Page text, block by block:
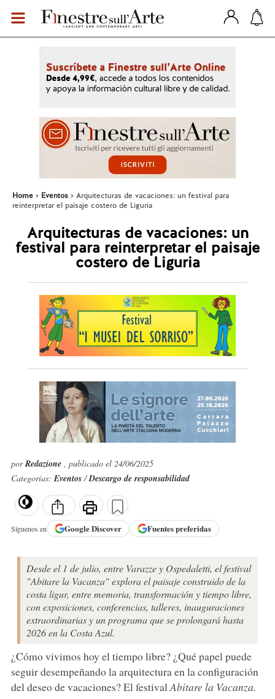
Home Eventos
Arquitecturas de vacaciones: un festival para
reinterpretar el paisaje costero de Liguria
Arquitecturas de vacaciones: un
festival para reinterpretar el paisaje
costero de Liguria
porRedazione , publicado el 24/06/2025
Categorías:Eventos/Descargo de responsabilidad
Síguenos en GoogleDiscover Fuentes preferidas
Desde el 1 de julio, entre Varazze y Ospedaletti, el festival
"Abitare la Vacanza" explora el paisaje construido de la
costa ligur, entre memoria, transformación y tiempo libre,
con exposiciones, conferencias, talleres, inauguraciones
extraordinarias y un programa que se prolongará hasta
2026 en la Costa Azul.
¿Cómo vivimos hoy el tiempo libre? ¿Qué papel puede
seguir desempeñando la arquitectura en la configuración
del deseo de vacaciones? El festival Abitare la Vacanza.